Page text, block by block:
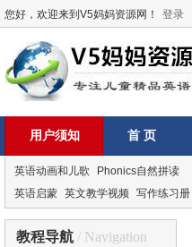
您好，欢迎来到V5妈妈资源网！ 登录
用户须知 首 页
英语动画和儿歌
Phonics自然拼读
英语启蒙 英文教学视频 写作练习册
教程导航 / Navigation